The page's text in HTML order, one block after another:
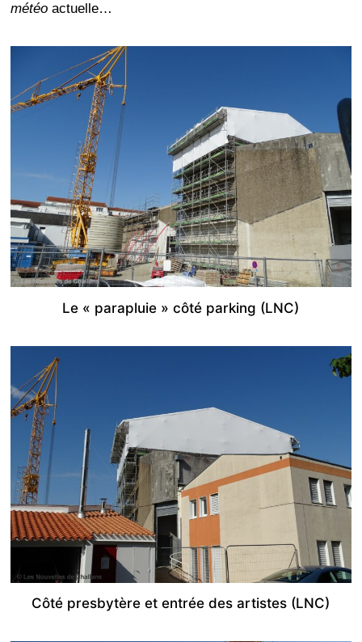
météoactuelle…
Le « parapluie » côté parking (LNC)
Côté presbytère et entrée des artistes (LNC)